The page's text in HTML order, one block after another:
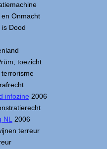
Onmacht
is Dood
toezicht
terrorisme
infozine 2006
2006
terreur